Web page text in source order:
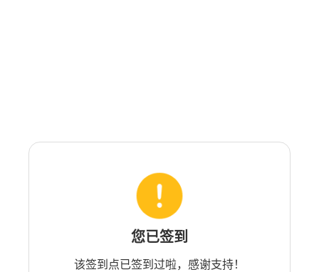
您已签到
该签到点已签到过啦，感谢支持！